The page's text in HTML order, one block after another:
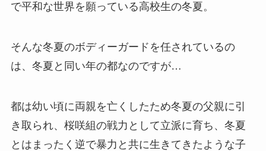
で平和な世界を願っている高校生の冬夏。
そんな冬夏のボディーガードを任されているの
は、冬夏と同い年の都なのですが…
都は幼い頃に両親を亡くしたため冬夏の父親に引
き取られ、桜咲組の戦力として立派に育ち、冬夏
とはまったく逆で暴力と共に生きてきたような子